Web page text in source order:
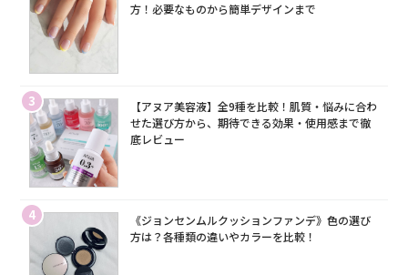
方！必要なものから簡単デザインまで
3
【アヌア美容液】全9種を比較！肌質・悩みに合わ
せた選び方から、期待できる効果・使用感まで徹
底レビュー
4
《ジョンセンムルクッションファンデ》色の選び
方は？各種類の違いやカラーを比較！